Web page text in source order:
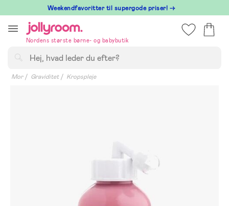
till
innehållet
⁠ Weekendfavoritter til supergode priser! →
Nordens største børne- og babybutik
Mor Graviditet Kropspleje